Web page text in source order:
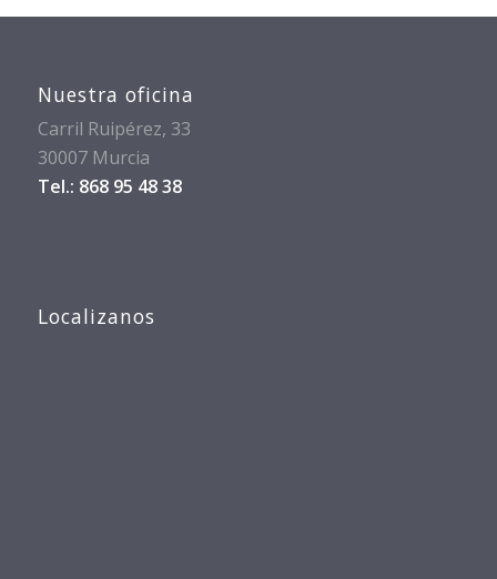
Nuestra oficina
Carril Ruipérez, 33
30007 Murcia
Tel.: 868 95 48 38
Localizanos